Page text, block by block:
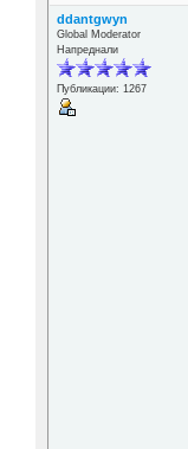
ddantgwyn
Global Moderator
Напреднали
Публикации: 1267